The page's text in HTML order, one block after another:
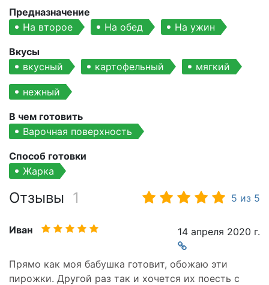
Предназначение
На второе
На обед На ужин
Вкусы
вкусный
картофельный мягкий
нежный
В чем готовить
Варочная поверхность
Способ готовки
Жарка
Отзывы 1 5 из 5
14 апреля 2020 г.
Иван
Прямо как моя бабушка готовит, обожаю эти
пирожки. Другой раз так и хочется их поесть с